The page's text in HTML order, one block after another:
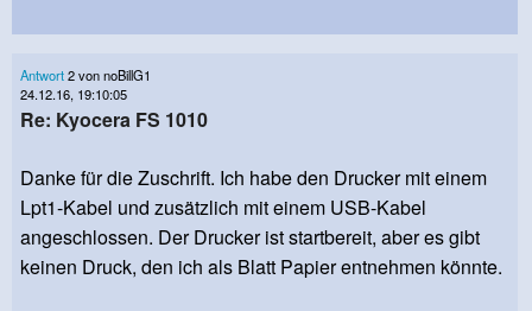
Antwort2 von noBillG1
24.12.16, 19:10:05
Re: Kyocera FS 1010
Danke für die Zuschrift. Ich habe den Drucker mit einem
Lpt1-Kabel und zusätzlich mit einem USB-Kabel
angeschlossen. Der Drucker ist startbereit, aber es gibt
keinen Druck, den ich als Blatt Papier entnehmen könnte.